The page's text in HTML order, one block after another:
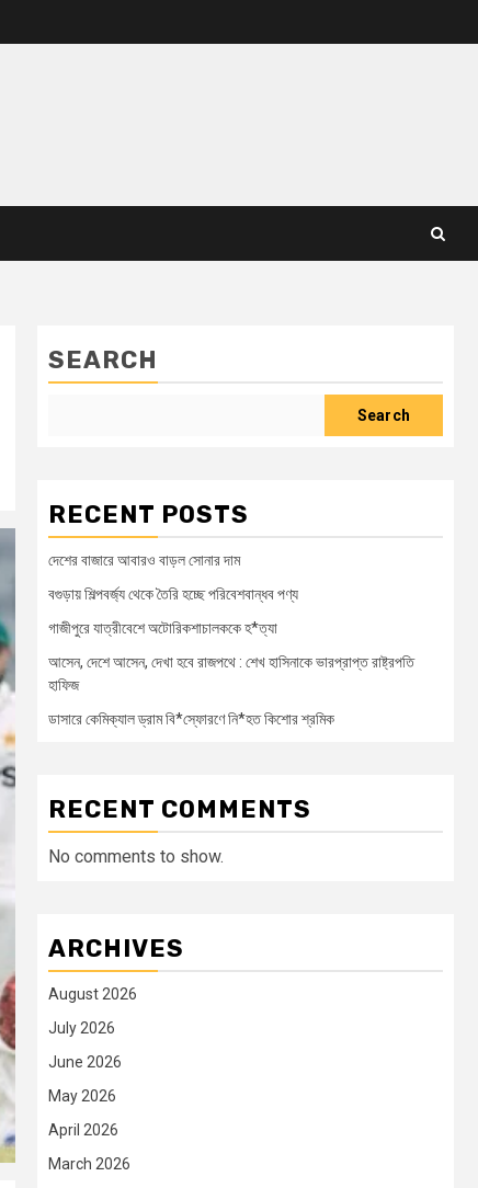
SEARCH
Search
RECENT POSTS
দেশের বাজারে আবারও বাড়ল সোনার দাম
বগুড়ায় শিল্পবর্জ্য থেকে তৈরি হচ্ছে পরিবেশবান্ধব পণ্য
গাজীপুরে যাত্রীবেশে অটোরিকশাচালককে হ*ত্যা
আসেন, দেশে আসেন, দেখা হবে রাজপথে : শেখ হাসিনাকে ভারপ্রাপ্ত রাষ্ট্রপতি
হাফিজ
ডাসারে কেমিক্যাল ড্রাম বি*স্ফোরণে নি*হত কিশোর শ্রমিক
RECENT COMMENTS
No comments to show.
ARCHIVES
August 2026
July 2026
June 2026
May 2026
April 2026
March 2026